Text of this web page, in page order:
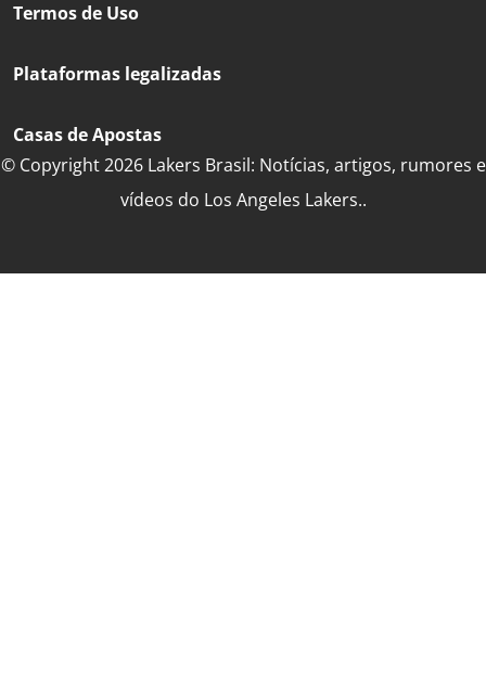
Termos de Uso
Plataformas legalizadas
Casas de Apostas
© Copyright 2026 Lakers Brasil: Notícias, artigos, rumores e
vídeos do Los Angeles Lakers..